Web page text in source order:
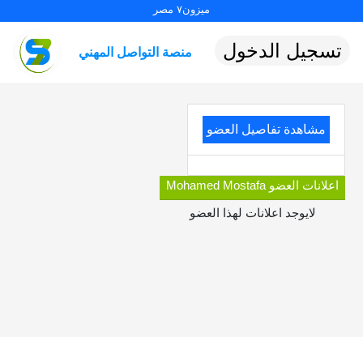
ميزون٧ مصر
منصة التواصل المهني تسجيل الدخول
مشاهدة تفاصيل العضو
اعلانات العضو Mohamed Mostafa
لايوجد اعلانات لهذا العضو